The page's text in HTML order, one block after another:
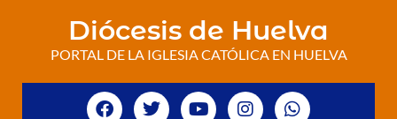
Diócesis de Huelva
PORTAL DE LA IGLESIA CATÓLICA EN HUELVA